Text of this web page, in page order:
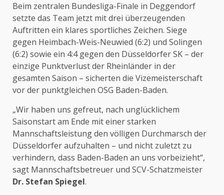
Beim zentralen Bundesliga-Finale in Deggendorf
setzte das Team jetzt mit drei überzeugenden
Auftritten ein klares sportliches Zeichen. Siege
gegen Heimbach-Weis-Neuwied (6:2) und Solingen
(6:2) sowie ein 4:4 gegen den Düsseldorfer SK – der
einzige Punktverlust der Rheinländer in der
gesamten Saison – sicherten die Vizemeisterschaft
vor der punktgleichen OSG Baden-Baden.
„Wir haben uns gefreut, nach unglücklichem
Saisonstart am Ende mit einer starken
Mannschaftsleistung den völligen Durchmarsch der
Düsseldorfer aufzuhalten – und nicht zuletzt zu
verhindern, dass Baden-Baden an uns vorbeizieht“,
sagt Mannschaftsbetreuer und SCV-Schatzmeister
Dr. Stefan Spiegel.